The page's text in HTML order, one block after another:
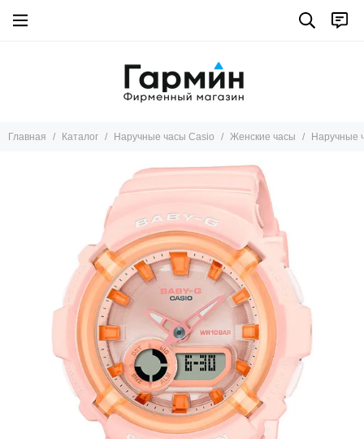
Главная Каталог Наручные часы Casio Женские часы Наручные